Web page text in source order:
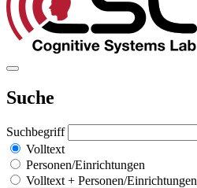
Suche
Suchbegriff
Volltext
Personen/Einrichtungen
Volltext + Personen/Einrichtungen